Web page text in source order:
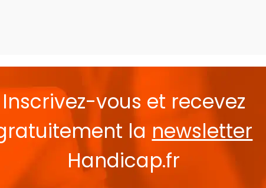
Inscrivez-vous et recevez
la newsletter
Handicap.fr